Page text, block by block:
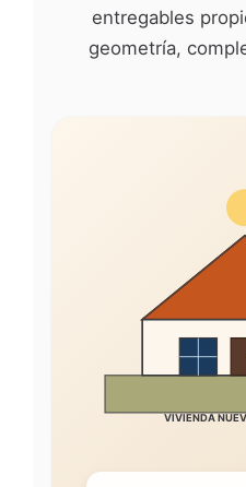
entregables
geometría,
VIVIENDA